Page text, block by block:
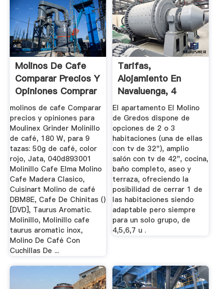
Molinos De Cafe
Comparar Precios Y
Opiniones Comprar
molinos de cafe Comparar
precios y opiniones para
Moulinex Grinder Molinillo
de café, 180 W, para 9
tazas: 50g de café, color
rojo, Jata, 040d893001
Molinillo Cafe Elma Molino
Cafe Madera Clasico,
Cuisinart Molino de café
DBM8E, Cafe De Chinitas ()
[DVD], Taurus Aromatic.
Molinillo, Molinillo cafe
taurus aromatic inox,
Molino De Café Con
Cuchillas De ...
Tarifas,
Alojamiento En
Navaluenga, 4
Personas, 6
Personas
El apartamento El Molino
de Gredos dispone de
opciones de 2 o 3
habitaciones (una de ellas
con tv de 32"), amplio
salón con tv de 42", cocina,
baño completo, aseo y
terraza, ofreciendo la
posibilidad de cerrar 1 de
las habitaciones siendo
adaptable pero siempre
para un solo grupo, de
4,5,6,7 u .